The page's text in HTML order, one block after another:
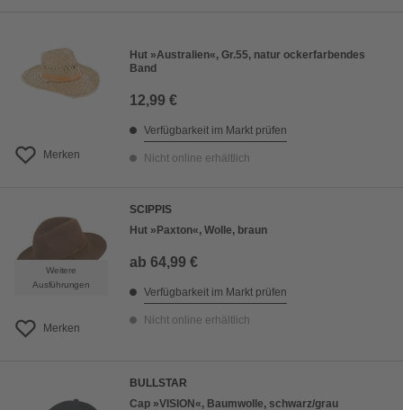
Merken
Hut »Australien«, Gr.55, natur ockerfarbendes
Band
12,99 €
Verfügbarkeit im Markt prüfen
Nicht online erhältlich
Weitere
Ausführungen
Merken
SCIPPIS
Hut »Paxton«, Wolle, braun
ab 64,99 €
Verfügbarkeit im Markt prüfen
Nicht online erhältlich
BULLSTAR
Cap »VISION«, Baumwolle, schwarz/grau